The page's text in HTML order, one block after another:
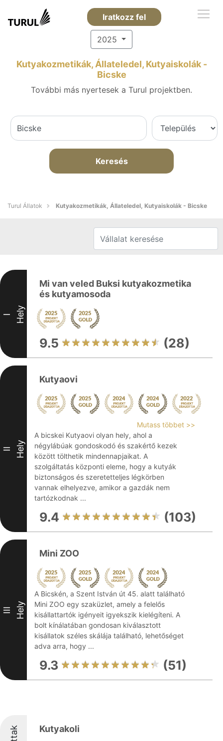
Iratkozz fel
2025
Kutyakozmetikák, Állateledel, Kutyaiskolák -
Bicske
További más nyertesek a Turul projektben.
Keresés
Turul Állatok Kutyakozmetikák, Állateledel, Kutyaiskolák - Bicske
I Hely
Mi van veled Buksi kutyakozmetika
és kutyamosoda
9.5 (28)
II Hely
Kutyaovi
Mutass többet >>
A bicskei Kutyaovi olyan hely, ahol a
négylábúak gondoskodó és szakértő kezek
között tölthetik mindennapjaikat. A
szolgáltatás központi eleme, hogy a kutyák
biztonságos és szeretetteljes légkörben
vannak elhelyezve, amikor a gazdák nem
tartózkodnak ...
9.4 (103)
III Hely
Mini ZOO
A Bicskén, a Szent István út 45. alatt található
Mini ZOO egy szaküzlet, amely a felelős
kisállattartók igényeit igyekszik kielégíteni. A
bolt kínálatában gondosan kiválasztott
kisállatok széles skálája található, lehetőséget
adva arra, hogy ...
9.3 (51)
Kutyakoli